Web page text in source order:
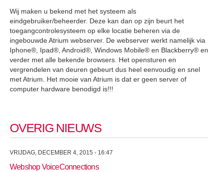
Wij maken u bekend met het systeem als
eindgebruiker/beheerder. Deze kan dan op zijn beurt het
toegangcontrolesysteem op elke locatie beheren via de
ingebouwde Atrium webserver. De webserver werkt namelijk via
Iphone®, Ipad®, Android®, Windows Mobile® en Blackberry® en
verder met alle bekende browsers. Het opensturen en
vergrendelen van deuren gebeurt dus heel eenvoudig en snel
met Atrium. Het mooie van Atrium is dat er geen server of
computer hardware benodigd is!!!
OVERIG NIEUWS
VRIJDAG, DECEMBER 4, 2015 - 16:47
Webshop VoiceConnections